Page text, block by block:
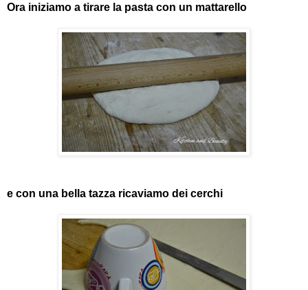
Ora iniziamo a tirare la pasta con un mattarello
e con una bella tazza ricaviamo dei cerchi